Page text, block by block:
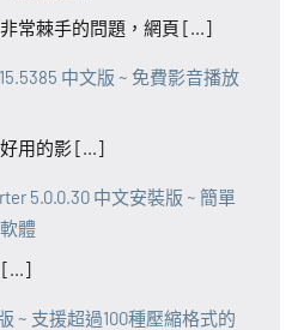
常棘手的問題，網頁 [...]
中文版 ~ 免費影音播放
好用的影 [...]
5.0.0.30 中文安裝版 ~ 簡單
體
[...]
~ 支援超過100種壓縮格式的